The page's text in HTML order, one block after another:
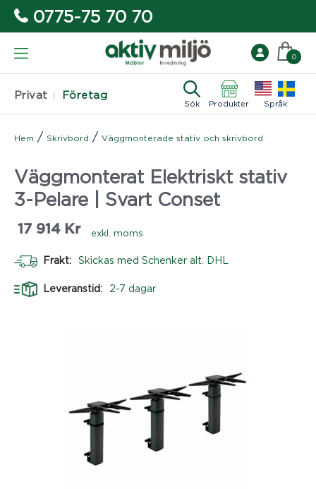
0775-75 70 70
Privat Företag
Sök Produkter Språk
0
Hem / Skrivbord / Väggmonterade stativ och skrivbord
Väggmonterat Elektriskt stativ
3-Pelare | Svart Conset
17 914 Kr exkl. moms
Frakt: Skickas med Schenker alt. DHL
Leveranstid: 2-7 dagar